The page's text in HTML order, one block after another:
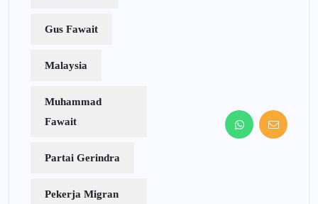
Gus Fawait
Malaysia
Muhammad
Fawait
Partai Gerindra
Pekerja Migran